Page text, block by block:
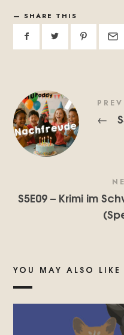
SHARE THIS
←
S5E09 – Krimi im
YOU MAY ALSO LIKE